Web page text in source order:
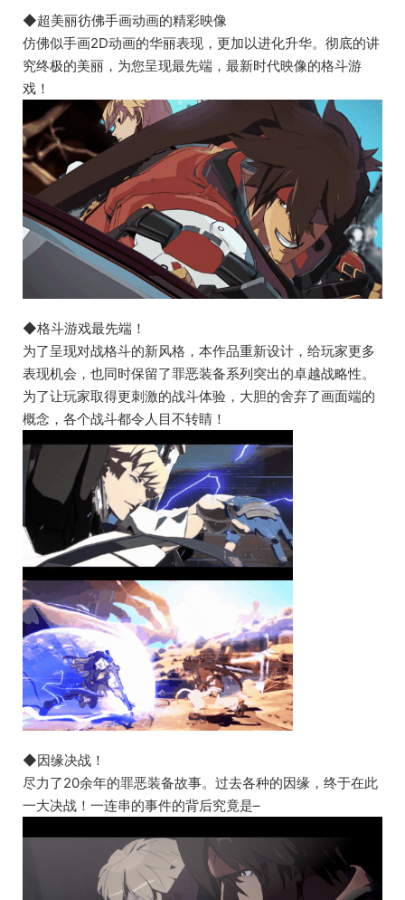
◆超美丽彷佛手画动画的精彩映像
仿佛似手画2D动画的华丽表现，更加以进化升华。彻底的讲
究终极的美丽，为您呈现最先端，最新时代映像的格斗游
戏！
◆格斗游戏最先端！
为了呈现对战格斗的新风格，本作品重新设计，给玩家更多
表现机会，也同时保留了罪恶装备系列突出的卓越战略性。
为了让玩家取得更刺激的战斗体验，大胆的舍弃了画面端的
概念，各个战斗都令人目不转睛！
◆因缘决战！
尽力了20余年的罪恶装备故事。过去各种的因缘，终于在此
一大决战！一连串的事件的背后究竟是–